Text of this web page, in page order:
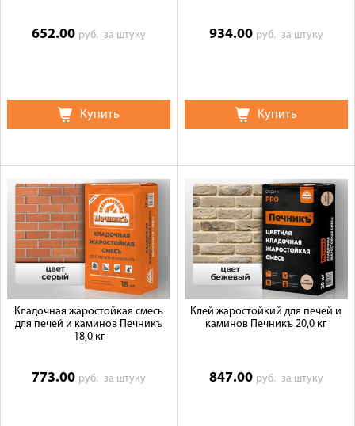
652.00 руб.за штуку
Купить
934.00 руб. за штуку
Купить
Кладочная жаростойкая смесь
для печей и каминов Печникъ
18,0 кг
773.00 руб.за штуку
Клей жаростойкий для печей и
каминов Печникъ 20,0 кг
847.00 руб. за штуку